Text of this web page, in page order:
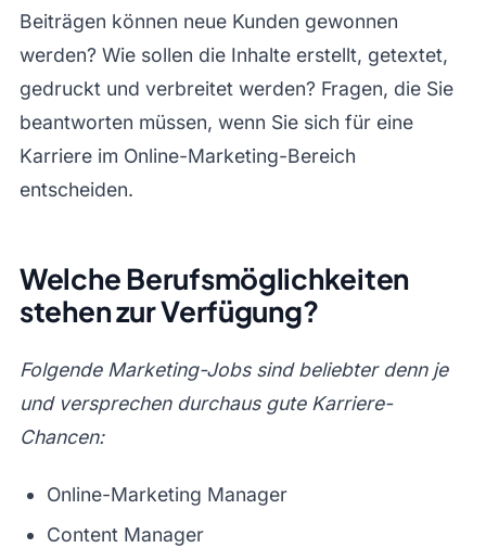
Beiträgen können neue Kunden gewonnen
werden? Wie sollen die Inhalte erstellt, getextet,
gedruckt und verbreitet werden? Fragen, die Sie
beantworten müssen, wenn Sie sich für eine
Karriere im Online-Marketing-Bereich
entscheiden.
Welche Berufsmöglichkeiten
stehen zur Verfügung?
Folgende Marketing-Jobs sind beliebter denn je
und versprechen durchaus gute Karriere-
Chancen:
Online-Marketing Manager
Content Manager